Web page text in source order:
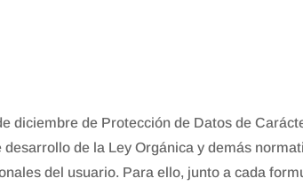
diciembre de Protección de Datos de
de la Ley Orgánica y demás
del usuario. Para ello, junto a cada